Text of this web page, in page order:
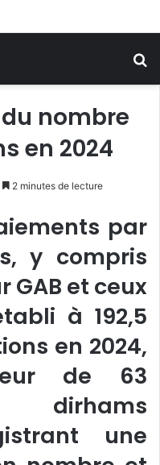
du nombre
en 2024
2 minutes de lecture
par
y compris
GAB et ceux
à 192,5
en 2024,
de 63
dirhams
une